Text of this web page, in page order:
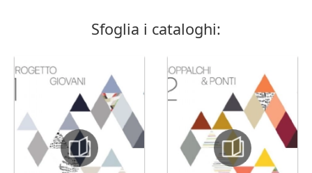
Sfoglia i cataloghi: